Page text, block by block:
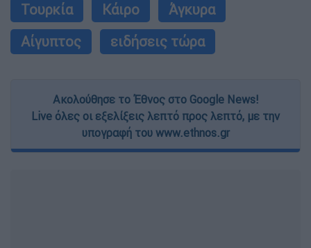
Τουρκία Κάιρο
Άγκυρα
Αίγυπτος
ειδήσεις τώρα
Ακολούθησε το Έθνος στο Google News!
Live όλες οι εξελίξεις λεπτό προς λεπτό, με την
υπογραφή του www.ethnos.gr